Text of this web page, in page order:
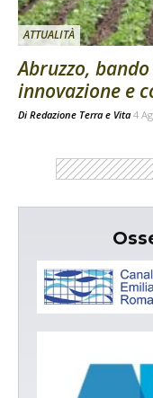
ATTUALITÀ
Abruzzo,
innovazione e
Di Redazione Terra e Vita 4